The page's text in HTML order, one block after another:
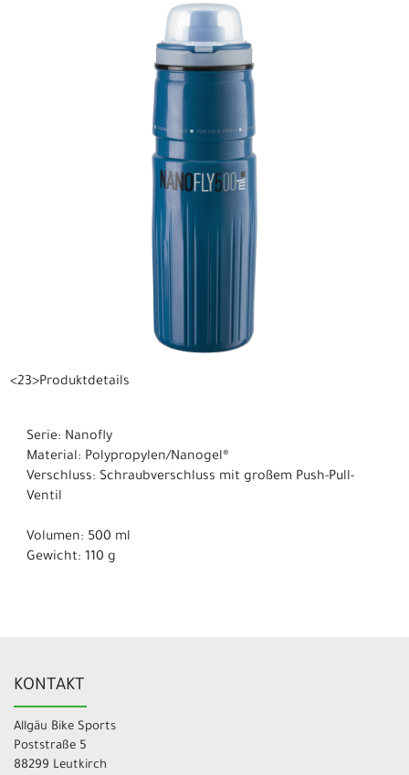
<23>Produktdetails
Serie: Nanofly
Material: Polypropylen/Nanogel®
Verschluss: Schraubverschluss mit großem Push-Pull-
Ventil
Volumen: 500 ml
Gewicht: 110 g
KONTAKT
Allgäu Bike Sports
Poststraße 5
88299 Leutkirch